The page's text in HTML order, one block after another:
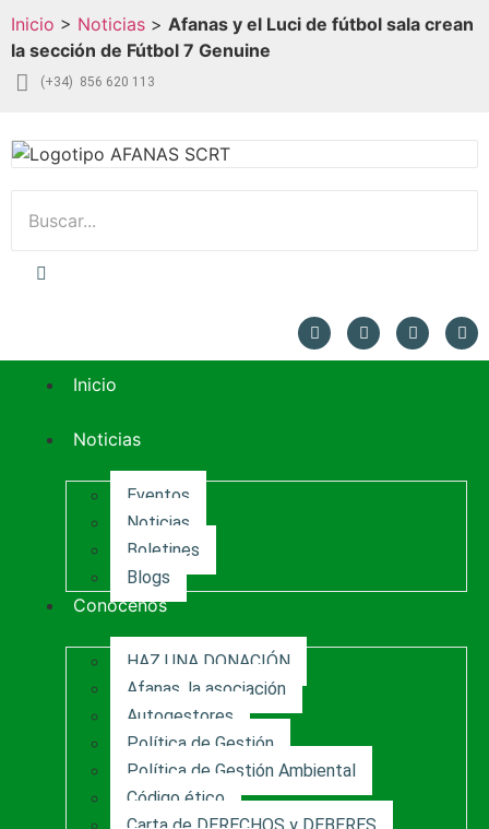
Inicio > Noticias > Afanas y el Luci de fútbol sala crean
la sección de Fútbol 7 Genuine
(+34) 856 620 113
Inicio
Noticias
Eventos
Noticias
Boletines
Blogs
Conócenos
HAZ UNA DONACIÓN
Afanas, la asociación
Autogestores
Política de Gestión
Política de Gestión Ambiental
Código ético